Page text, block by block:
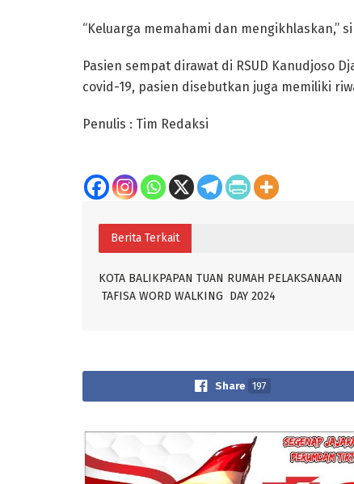
“Keluarga memahami dan mengikhlaskan,”
Pasien sempat dirawat di RSUD Kanudjoso
covid-19, pasien disebutkan juga memiliki
Penulis : Tim Redaksi
Berita Terkait
KOTA BALIKPAPAN TUAN RUMAH PELAKSANAAN
TAFISA WORD WALKING DAY 2024
Share 197